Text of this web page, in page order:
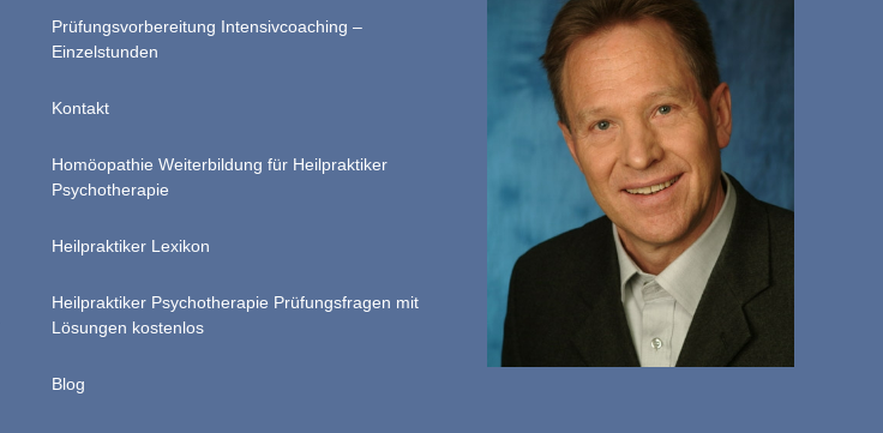
Prüfungsvorbereitung Intensivcoaching –
Einzelstunden
Kontakt
Homöopathie Weiterbildung für Heilpraktiker
Psychotherapie
Heilpraktiker Lexikon
Heilpraktiker Psychotherapie Prüfungsfragen mit
Lösungen kostenlos
Blog